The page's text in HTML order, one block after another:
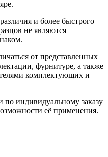
и более быстрого
не являются
от представленных
фурнитуре, а также
комплектующих и
индивидуальному заказу
её применения.